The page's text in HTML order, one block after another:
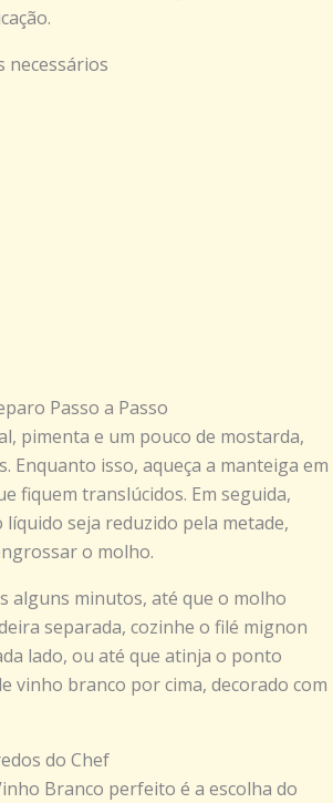
necessários
Passo a Passo
pimenta e um pouco de mostarda,
Enquanto isso, aqueça a manteiga em
fiquem translúcidos. Em seguida,
seja reduzido pela metade,
o molho.
alguns minutos, até que o molho
separada, cozinhe o filé mignon
lado, ou até que atinja o ponto
vinho branco por cima, decorado com
do Chef
Branco perfeito é a escolha do